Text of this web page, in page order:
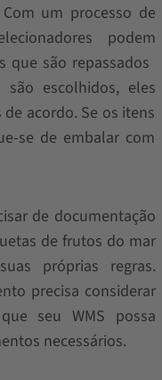
um processo de
podem
são repassados
escolhidos, eles
acordo. Se os itens
se de embalar com
de documentação
de frutos do mar
próprias regras.
precisa considerar
seu WMS possa
necessários.